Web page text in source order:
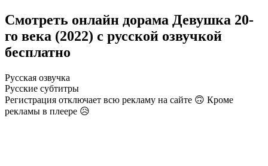
Смотреть онлайн дорама Девушка 20-
го века (2022) с русской озвучкой
бесплатно
Русская озвучка
Русские субтитры
Регистрация отключает всю рекламу на сайте 🙃 Кроме
рекламы в плеере 😥